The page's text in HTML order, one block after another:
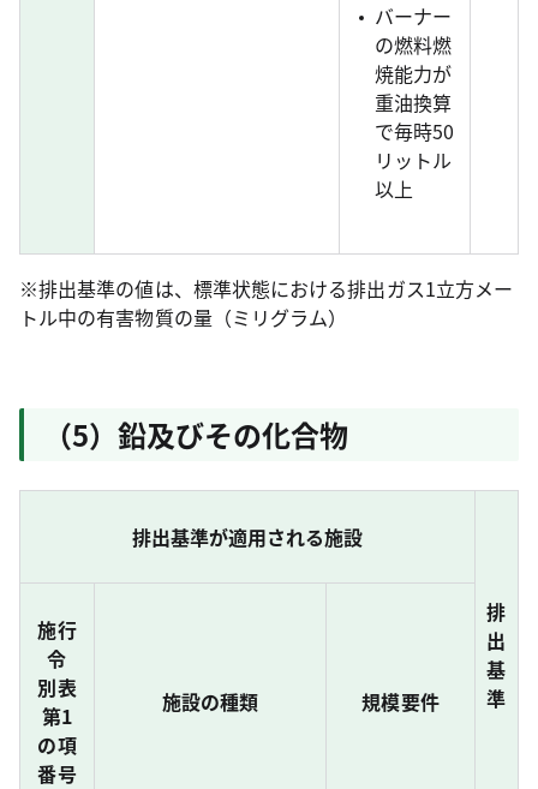
バーナー
の燃料燃
焼能力が
重油換算
で毎時50
リットル
以上
※排出基準の値は、標準状態における排出ガス1立方メー
トル中の有害物質の量（ミリグラム）
（5）鉛及びその化合物
排出基準が適用される施設
排
出
基
準
施行
令
別表
第1
の項
番号
施設の種類 規模要件